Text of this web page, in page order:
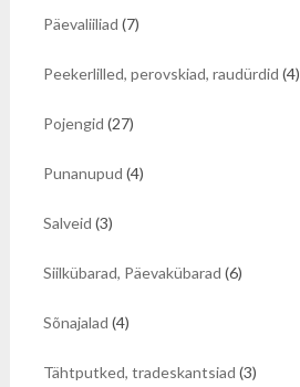
Päevaliiliad (7)
Peekerlilled, perovskiad, raudürdid (4)
Pojengid (27)
Punanupud (4)
Salveid (3)
Siilkübarad, Päevakübarad (6)
Sõnajalad (4)
Tähtputked, tradeskantsiad (3)